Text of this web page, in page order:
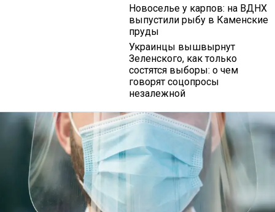
Новоселье у карпов: на ВДНХ
выпустили рыбу в Каменские
пруды
Украинцы вышвырнут
Зеленского, как только
состятся выборы: о чем
говорят соцопросы
незалежной